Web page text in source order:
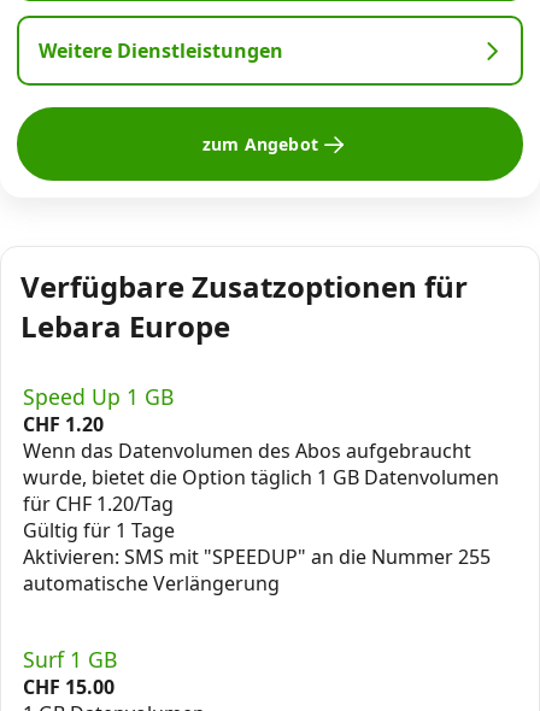
Weitere Dienstleistungen
zum Angebot
Verfügbare Zusatzoptionen für
Lebara Europe
Speed Up 1 GB
CHF 1.20
Wenn das Datenvolumen des Abos aufgebraucht
wurde, bietet die Option täglich 1 GB Datenvolumen
für CHF 1.20/Tag
Gültig für 1 Tage
Aktivieren: SMS mit "SPEEDUP" an die Nummer 255
automatische Verlängerung
Surf 1 GB
CHF 15.00